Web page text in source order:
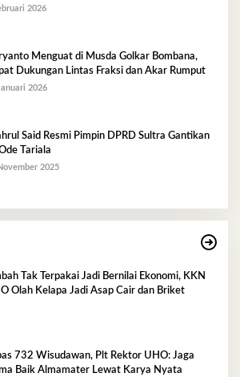
Mubar
2026
Menguat di Musda Golkar Bombana,
Dukungan Lintas Fraksi dan Akar Rumput
2026
Said Resmi Pimpin DPRD Sultra Gantikan
Tariala
2025
Tak Terpakai Jadi Bernilai Ekonomi, KKN
Olah Kelapa Jadi Asap Cair dan Briket
732 Wisudawan, Plt Rektor UHO: Jaga
Baik Almamater Lewat Karya Nyata